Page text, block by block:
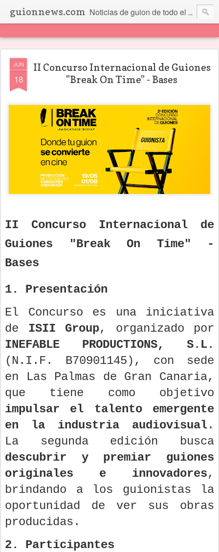
guionnews.com Noticias de guion de todo el mundo... Y más.
JUN
18
II Concurso Internacional de Guiones
"Break On Time" - Bases
II Concurso Internacional de
Guiones "Break On Time" -
Bases
1. Presentación
El Concurso es una iniciativa
de ISII Group, organizado por
INEFABLE PRODUCTIONS, S.L.
(N.I.F. B70901145), con sede
en Las Palmas de Gran Canaria,
que tiene como objetivo
impulsar el talento emergente
en la industria audiovisual.
La segunda edición busca
descubrir y premiar guiones
originales e innovadores,
brindando a los guionistas la
oportunidad de ver sus obras
producidas.
2. Participantes